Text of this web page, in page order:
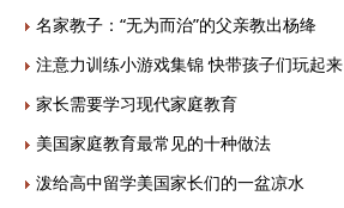
名家教子：“无为而治”的父亲教出杨绛
注意力训练小游戏集锦 快带孩子们玩起来
家长需要学习现代家庭教育
美国家庭教育最常见的十种做法
泼给高中留学美国家长们的一盆凉水